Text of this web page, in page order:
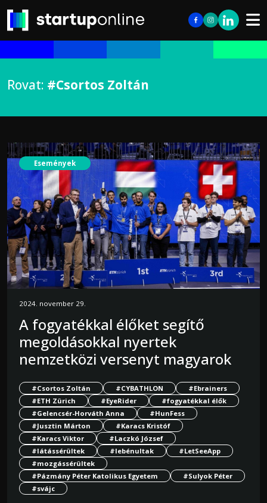
Rovat: #Csortos Zoltán
Események
2024. november 29.
A fogyatékkal élőket segítő
megoldásokkal nyertek
nemzetközi versenyt magyarok
#Csortos Zoltán #CYBATHLON
#Ebrainers
#ETH Zürich
#EyeRider
#fogyatékkal élők
#Gelencsér-Horváth Anna
#HunFess
#Jusztin Márton
#Karacs Kristóf
#Karacs Viktor
#Laczkó József
#látássérültek
#lebénultak
#LetSeeApp
#mozgássérültek
#Pázmány Péter Katolikus Egyetem
#Sulyok Péter
#svájc